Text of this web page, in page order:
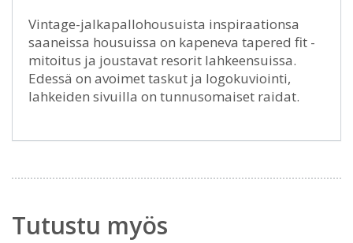
Vintage-jalkapallohousuista inspiraationsa
saaneissa housuissa on kapeneva tapered fit -
mitoitus ja joustavat resorit lahkeensuissa.
Edessä on avoimet taskut ja logokuviointi,
lahkeiden sivuilla on tunnusomaiset raidat.
Tutustu myös